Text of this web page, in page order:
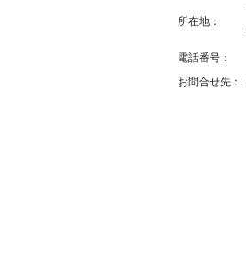
所在地：
電話番号：
お問合せ先：